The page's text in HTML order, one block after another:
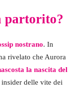
partorito?
nostrano. In
rivelato che Aurora
la nascita del
insider delle vite dei